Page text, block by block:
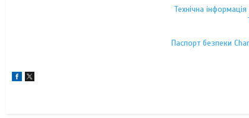
Технічна
Паспорт безпеки